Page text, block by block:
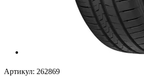
Артикул: 262869